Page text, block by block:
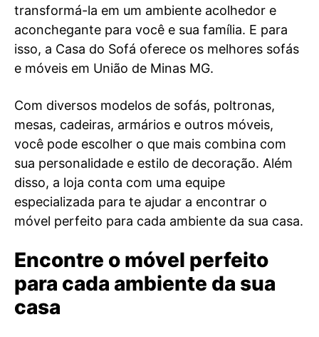
transformá-la em um ambiente acolhedor e
aconchegante para você e sua família. E para
isso, a Casa do Sofá oferece os melhores sofás
e móveis em União de Minas MG.
Com diversos modelos de sofás, poltronas,
mesas, cadeiras, armários e outros móveis,
você pode escolher o que mais combina com
sua personalidade e estilo de decoração. Além
disso, a loja conta com uma equipe
especializada para te ajudar a encontrar o
móvel perfeito para cada ambiente da sua casa.
Encontre o móvel perfeito
para cada ambiente da sua
casa